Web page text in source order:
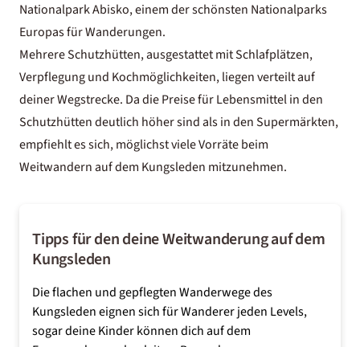
Nationalpark Abisko, einem derschönsten Nationalparks
Europasfür Wanderungen.
Mehrere Schutzhütten, ausgestattet mit Schlafplätzen,
Verpflegung und Kochmöglichkeiten, liegen verteilt auf
deiner Wegstrecke. Da die Preise für Lebensmittel in den
Schutzhütten deutlich höher sind als in den Supermärkten,
empfiehlt es sich, möglichst viele Vorräte beim
Weitwandern auf dem Kungsleden mitzunehmen.
Tipps für den deine Weitwanderung auf dem
Kungsleden
Die flachen und gepflegten Wanderwege des
Kungsleden eignen sich für Wanderer jeden Levels,
sogar deine Kinder können dich auf dem